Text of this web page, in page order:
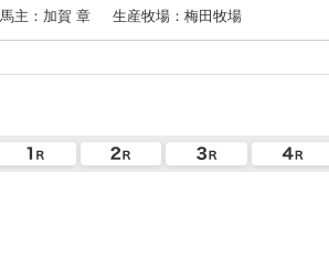
馬主：加賀 章
生産牧場：梅田牧場